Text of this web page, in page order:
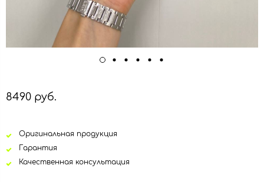
8490 руб.
Оригинальная продукция
Гарантия
Качественная консультация